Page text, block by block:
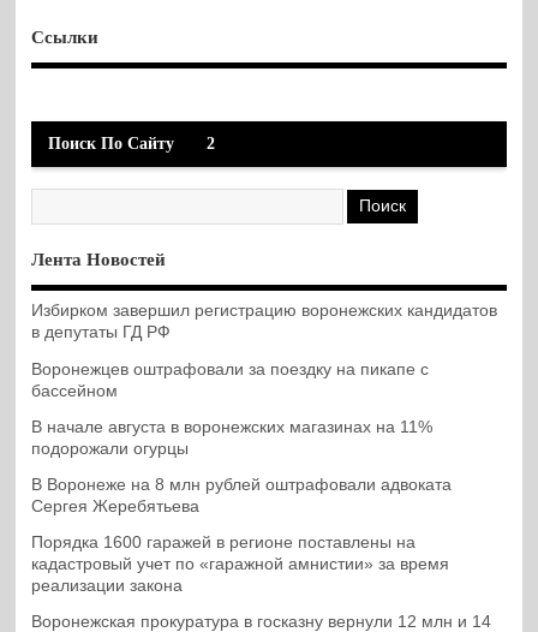
Ссылки
Поиск По Сайту 2
Лента Новостей
Избирком завершил регистрацию воронежских кандидатов
в депутаты ГД РФ
Воронежцев оштрафовали за поездку на пикапе с
бассейном
В начале августа в воронежских магазинах на 11%
подорожали огурцы
В Воронеже на 8 млн рублей оштрафовали адвоката
Сергея Жеребятьева
Порядка 1600 гаражей в регионе поставлены на
кадастровый учет по «гаражной амнистии» за время
реализации закона
Воронежская прокуратура в госказну вернули 12 млн и 14